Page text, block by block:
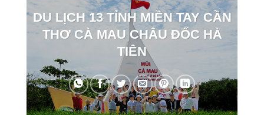
DU LỊCH 13 TỈNH MIỀN TAY CẦN
THƠ CÀ MAU CHÂU ĐỐC HÀ
TIÊN